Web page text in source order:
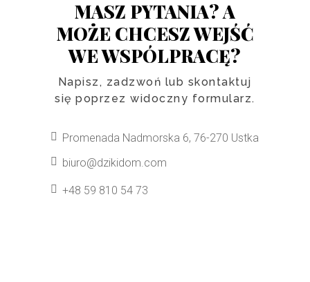
MASZ PYTANIA? A
MOŻE CHCESZ WEJŚĆ
WE WSPÓLPRACĘ?
Napisz, zadzwoń lub skontaktuj
się poprzez widoczny formularz.
Promenada Nadmorska 6, 76-270 Ustka
biuro@dzikidom.com
+48 59 810 54 73